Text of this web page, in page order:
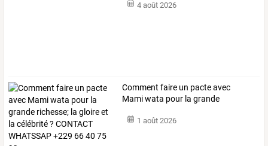
4 août 2026
Comment faire un pacteavec
Mamiwata pour la grande
1 août 2026